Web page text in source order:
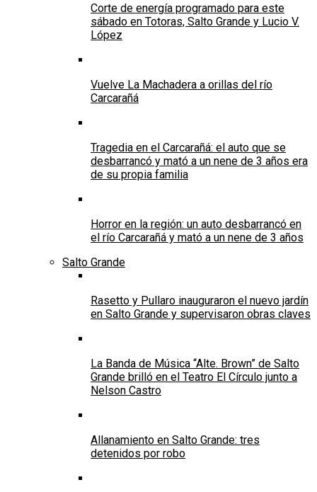
Corte de energía programado para este
sábado en Totoras, Salto Grande y Lucio V.
López
Vuelve La Machadera a orillas del río
Carcarañá
Tragedia en el Carcarañá: el auto que se
desbarrancó y mató a un nene de 3 años era
de su propia familia
Horror en la región: un auto desbarrancó en
el río Carcarañá y mató a un nene de 3 años
Salto Grande
Rasetto y Pullaro inauguraron el nuevo jardín
en Salto Grande y supervisaron obras claves
La Banda de Música “Alte. Brown” de Salto
Grande brilló en el Teatro El Círculo junto a
Nelson Castro
Allanamiento en Salto Grande: tres
detenidos por robo